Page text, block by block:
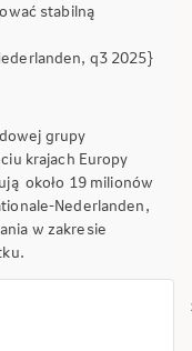
stabilną
q3 2025}
grupy
krajach Europy
około 19 milionów
Nederlanden,
w zakresie